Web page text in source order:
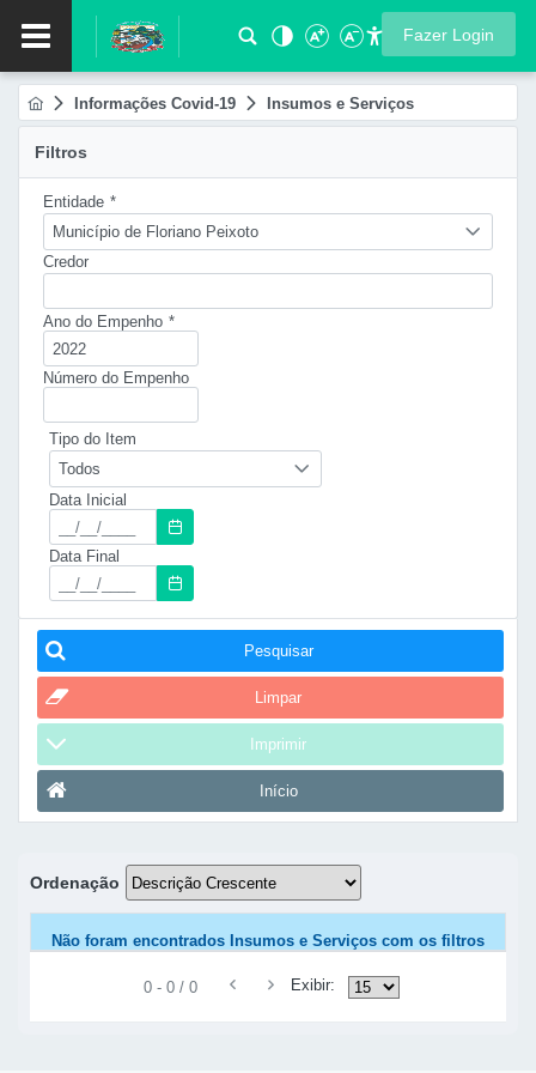
Fazer Login
Informações Covid-19 Insumos e Serviços
Filtros
Entidade *
Município de Floriano Peixoto
Credor
Ano do Empenho *
Número do Empenho
Tipo do Item
Todos
Data Inicial
Data Final
Pesquisar
Limpar
Imprimir
Início
Ordenação
Não foram encontrados Insumos e Serviços com os filtros
0 - 0 / 0
Exibir: